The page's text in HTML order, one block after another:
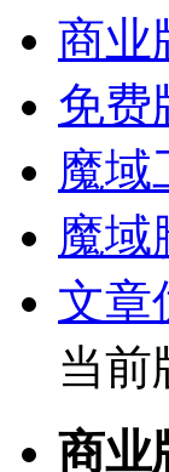
商业
免费
魔域
魔域
文章
当前
商业